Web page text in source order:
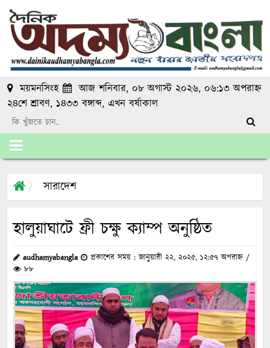
ময়মনসিংহ
আজ শনিবার, ০৮ অগাস্ট ২০২৬, ০৬:১৩ অপরাহ্ন
২৪শে শ্রাবণ, ১৪৩৩ বঙ্গাব্দ, এখনবর্ষাকাল
সারাদেশ
হালুয়াঘাটে ফ্রী চক্ষু ক্যাম্প অনুষ্ঠিত
audhamyabangla
প্রকাশের সময় : জানুয়ারী ২২, ২০২৫, ১২:৫৭ অপরাহ্ন /
৮৮